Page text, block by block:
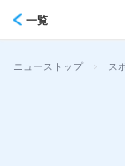
一覧
ニューストップ > ス